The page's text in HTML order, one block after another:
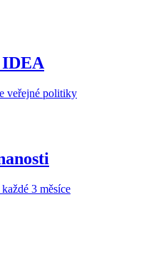
veřejné politiky
3 měsíce